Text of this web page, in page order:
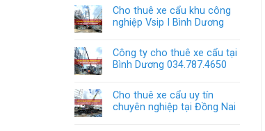
Cho thuê xe cẩu khu công
nghiệp Vsip I Bình Dương
Công ty cho thuê xe cẩu tại
Bình Dương 034.787.4650
Cho thuê xe cẩu uy tín
chuyên nghiệp tại Đồng Nai